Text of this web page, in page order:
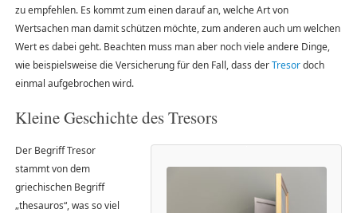
zu empfehlen. Es kommt zum einen darauf an, welche Art von
Wertsachen man damit schützen möchte, zum anderen auch um welchen
Wert es dabei geht. Beachten muss man aber noch viele andere Dinge,
wie beispielsweise die Versicherung für den Fall, dass derTresordoch
einmal aufgebrochen wird.
Kleine Geschichte des Tresors
Der Begriff Tresor
stammt von dem
griechischen Begriff
„thesauros“, was so viel